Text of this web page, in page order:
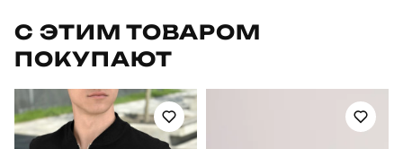
Артикул
Призначення
Стиль
С ЭТИМ ТОВАРОМ
ПОКУПАЮТ